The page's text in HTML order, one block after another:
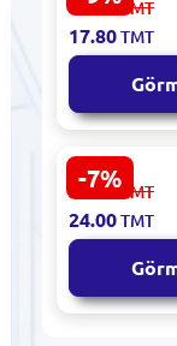
Bişirmek
6 m iýmit
19.60TMT
17.80TMT
-7%
Päk BK-
Hajathana
26.00TMT
24.00TMT